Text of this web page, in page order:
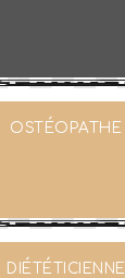
OSTÉOPATHE
DIÉTÉTICIENNE